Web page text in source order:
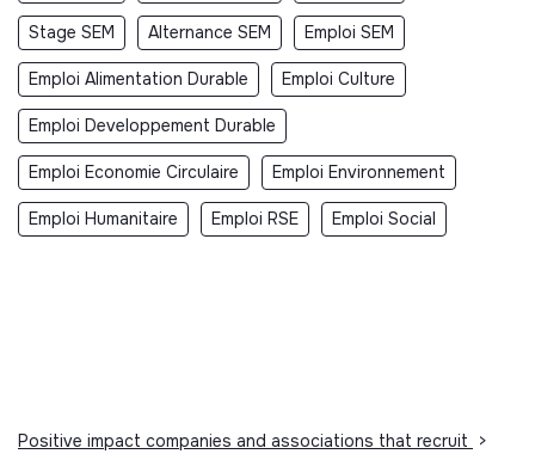
Stage SEM Alternance SEM Emploi SEM
Emploi Alimentation Durable Emploi Culture
Emploi Developpement Durable
Emploi Economie Circulaire Emploi Environnement
Emploi Humanitaire Emploi RSE Emploi Social
Positive impact companies and associations that recruit
>